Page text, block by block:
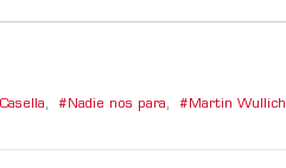
, Nadie nos para, Martin Wullich